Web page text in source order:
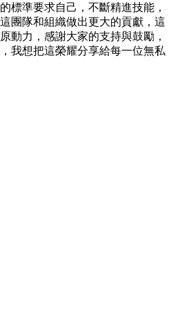
標準要求自己，不斷精進技能，
團隊和組織做出更大的貢獻，這
動力，感謝大家的支持與鼓勵，
我想把這榮耀分享給每一位無私